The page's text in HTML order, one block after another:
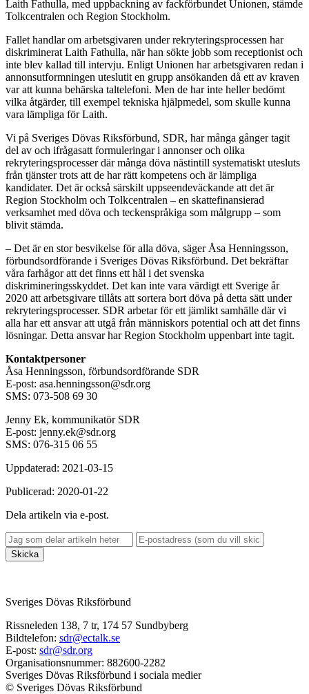
Laith Fathulla, med uppbackning av fackförbundet Unionen, stämde
Tolkcentralen och Region Stockholm.
Fallet handlar om arbetsgivaren under rekryteringsprocessen har
diskriminerat Laith Fathulla, när han sökte jobb som receptionist och
inte blev kallad till intervju. Enligt Unionen har arbetsgivaren redan i
annonsutformningen uteslutit en grupp ansökanden då ett av kraven
var att kunna behärska taltelefoni. Men de har inte heller bedömt
vilka åtgärder, till exempel tekniska hjälpmedel, som skulle kunna
vara lämpliga för Laith.
Vi på Sveriges Dövas Riksförbund, SDR, har många gånger tagit
del av och ifrågasatt formuleringar i annonser och olika
rekryteringsprocesser där många döva nästintill systematiskt utesluts
från tjänster trots att de har rätt kompetens och är lämpliga
kandidater. Det är också särskilt uppseendeväckande att det är
Region Stockholm och Tolkcentralen – en skattefinansierad
verksamhet med döva och teckenspråkiga som målgrupp – som
blivit stämda.
– Det är en stor besvikelse för alla döva, säger Åsa Henningsson,
förbundsordförande i Sveriges Dövas Riksförbund. Det bekräftar
våra farhågor att det finns ett hål i det svenska
diskrimineringsskyddet. Det kan inte vara värdigt ett Sverige år
2020 att arbetsgivare tillåts att sortera bort döva på detta sätt under
rekryteringsprocesser. SDR arbetar för ett jämlikt samhälle där vi
alla har ett ansvar att utgå från människors potential och att det finns
lösningar. Detta ansvar har Region Stockholm uppenbart inte tagit.
Kontaktpersoner
Åsa Henningsson, förbundsordförande SDR
E-post: asa.henningsson@sdr.org
SMS: 073-508 69 30
Jenny Ek, kommunikatör SDR
E-post: jenny.ek@sdr.org
SMS: 076-315 06 55
Uppdaterad: 2021-03-15
Publicerad: 2020-01-22
Dela artikeln via e-post.
Skicka
Sveriges Dövas Riksförbund
Rissneleden 138, 7 tr, 174 57 Sundbyberg
Bildtelefon: sdr@ectalk.se
E-post: sdr@sdr.org
Organisationsnummer: 882600-2282
Sveriges Dövas Riksförbund i sociala medier
© Sveriges Dövas Riksförbund